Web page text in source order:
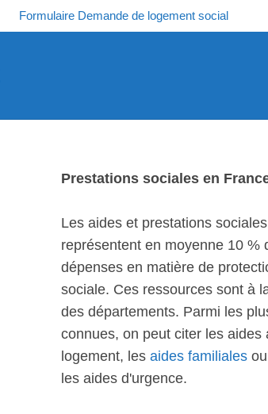
Formulaire Demande de logement social
Prestations sociales en
Les aides et prestations sociales
représentent en moyenne 10 %
dépenses en matière de
sociale. Ces ressources sont à
des départements. Parmi les
connues, on peut citer les aides
logement, les aides familiales
les aides d'urgence.